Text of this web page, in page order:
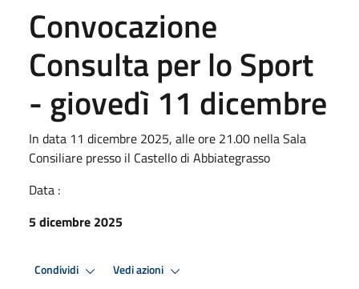
Convocazione
Consulta per lo Sport
- giovedì 11 dicembre
In data 11 dicembre 2025, alle ore 21.00 nella Sala
Consiliare presso il Castello di Abbiategrasso
Data :
5 dicembre 2025
Condividi Vedi azioni